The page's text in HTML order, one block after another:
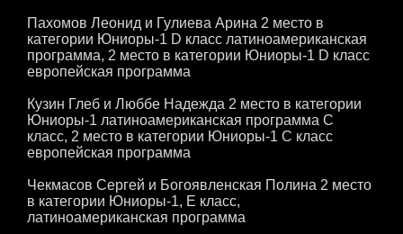
Пахомов Леонид и Гулиева Арина 2 место в
категории Юниоры-1 D класс латиноамериканская
программа, 2 место в категории Юниоры-1 D класс
европейская программа
Кузин Глеб и Люббе Надежда 2 место в категории
Юниоры-1 латиноамериканская программа С
класс, 2 место в категории Юниоры-1 С класс
европейская программа
Чекмасов Сергей и Богоявленская Полина 2 место
в категории Юниоры-1, Е класс,
латиноамериканская программа